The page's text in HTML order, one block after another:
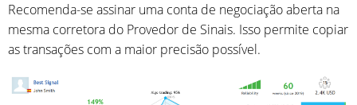
Recomenda-se assinar uma conta de negociação aberta na
mesma corretora do Provedor de Sinais. Isso permite copiar
as transações com a maior precisão possível.